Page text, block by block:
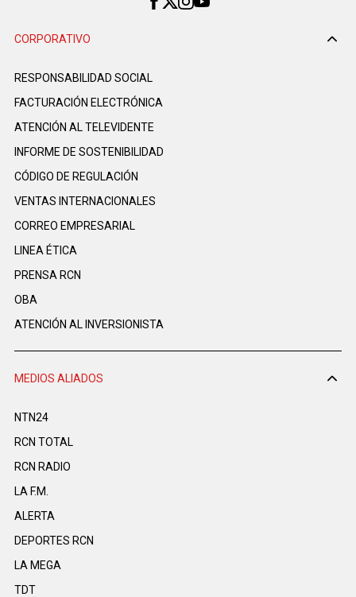
CORPORATIVO
RESPONSABILIDAD SOCIAL
FACTURACIÓN ELECTRÓNICA
ATENCIÓN AL TELEVIDENTE
INFORME DE SOSTENIBILIDAD
CÓDIGO DE REGULACIÓN
VENTAS INTERNACIONALES
CORREO EMPRESARIAL
LINEA ÉTICA
PRENSA RCN
OBA
ATENCIÓN AL INVERSIONISTA
MEDIOS ALIADOS
NTN24
RCN TOTAL
RCN RADIO
LA F.M.
ALERTA
DEPORTES RCN
LA MEGA
TDT